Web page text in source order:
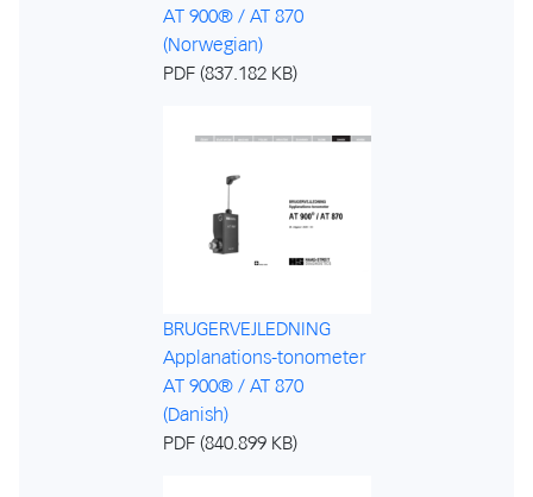
AT 900® / AT 870
(Norwegian)
PDF (837.182 KB)
BRUGERVEJLEDNING
Applanations-tonometer
AT 900® / AT 870
(Danish)
PDF (840.899 KB)